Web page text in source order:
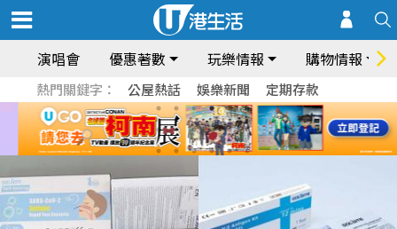
演唱會 優惠著數 玩樂情報 購物情報
熱門關鍵字： 公屋熱話 娛樂新聞 定期存款